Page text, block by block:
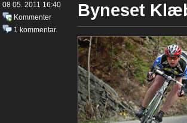
08 05. 2011 16:40
Kommenter
1 kommentar.
Byneset